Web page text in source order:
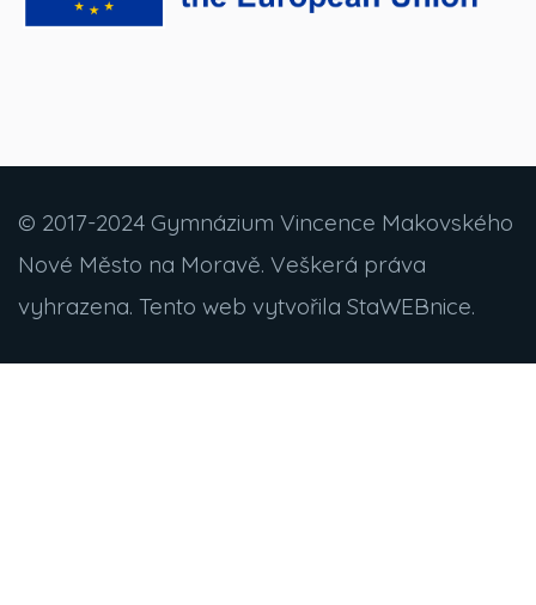
© 2017-2024 Gymnázium Vincence Makovského
Nové Město na Moravě. Veškerá práva
vyhrazena. Tento web vytvořila StaWEBnice.